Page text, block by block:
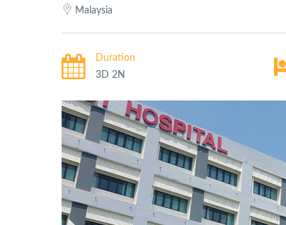
Malaysia
Duration
3D 2N